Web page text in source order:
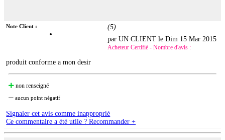
Note Client : (5)
par UN CLIENT leDim 15 Mar 2015
Acheteur Certifié - Nombre d'avis :
produit conforme a mon desir
non renseigné
aucun point négatif
Signaler cet avis comme inapproprié
Ce commentaire a été utile ? Recommander +